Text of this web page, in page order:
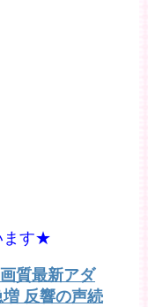
ます★
質最新アダ
反響の声続